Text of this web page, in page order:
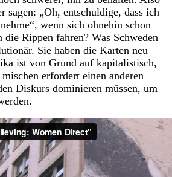
sagen: „Oh, entschuldige, dass ich
wenn sich ohnehin schon
Rippen fahren? Was Schweden
Sie haben die Karten neu
ist von Grund auf kapitalistisch,
erfordert einen anderen
Diskurs dominieren müssen, um